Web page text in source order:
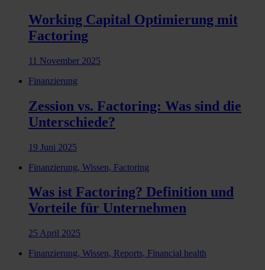
Working Capital Optimierung mit
Factoring
11 November 2025
Finanzierung
Zession vs. Factoring: Was sind die
Unterschiede?
19 Juni 2025
Finanzierung, Wissen, Factoring
Was ist Factoring? Definition und
Vorteile für Unternehmen
25 April 2025
Finanzierung, Wissen, Reports, Financial health